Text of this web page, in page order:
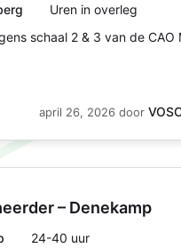
Uren in overleg
schaal 2 & 3 van de CAO
april 26, 2026 door
– Denekamp
24-40 uur